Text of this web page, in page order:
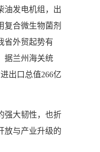
油发电机组，出
复合微生物菌剂
外贸起势有
据兰州海关统
出口总值266亿
大韧性，也折
放与产业升级的